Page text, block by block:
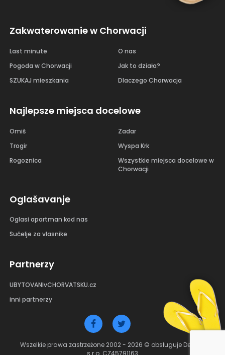
Zakwaterowanie w Chorwacji
Last minute
Pogoda w Chorwacji
SZUKAJ mieszkania
O nas
Jak to działa?
Dlaczego Chorwacja
Najlepsze miejsca docelowe
Omiš
Trogir
Rogoznica
Zadar
Wyspa Krk
Wszystkie miejsca docelowe w
Chorwacji
Oglašavanje
Oglasi apartman kod nas
Sučelje za vlasnike
Partnerzy
UBYTOVANIvCHORVATSKU.cz
inni partnerzy
Wszelkie prawa zastrzeżone 2002 - 2026 © obsługuje Debant